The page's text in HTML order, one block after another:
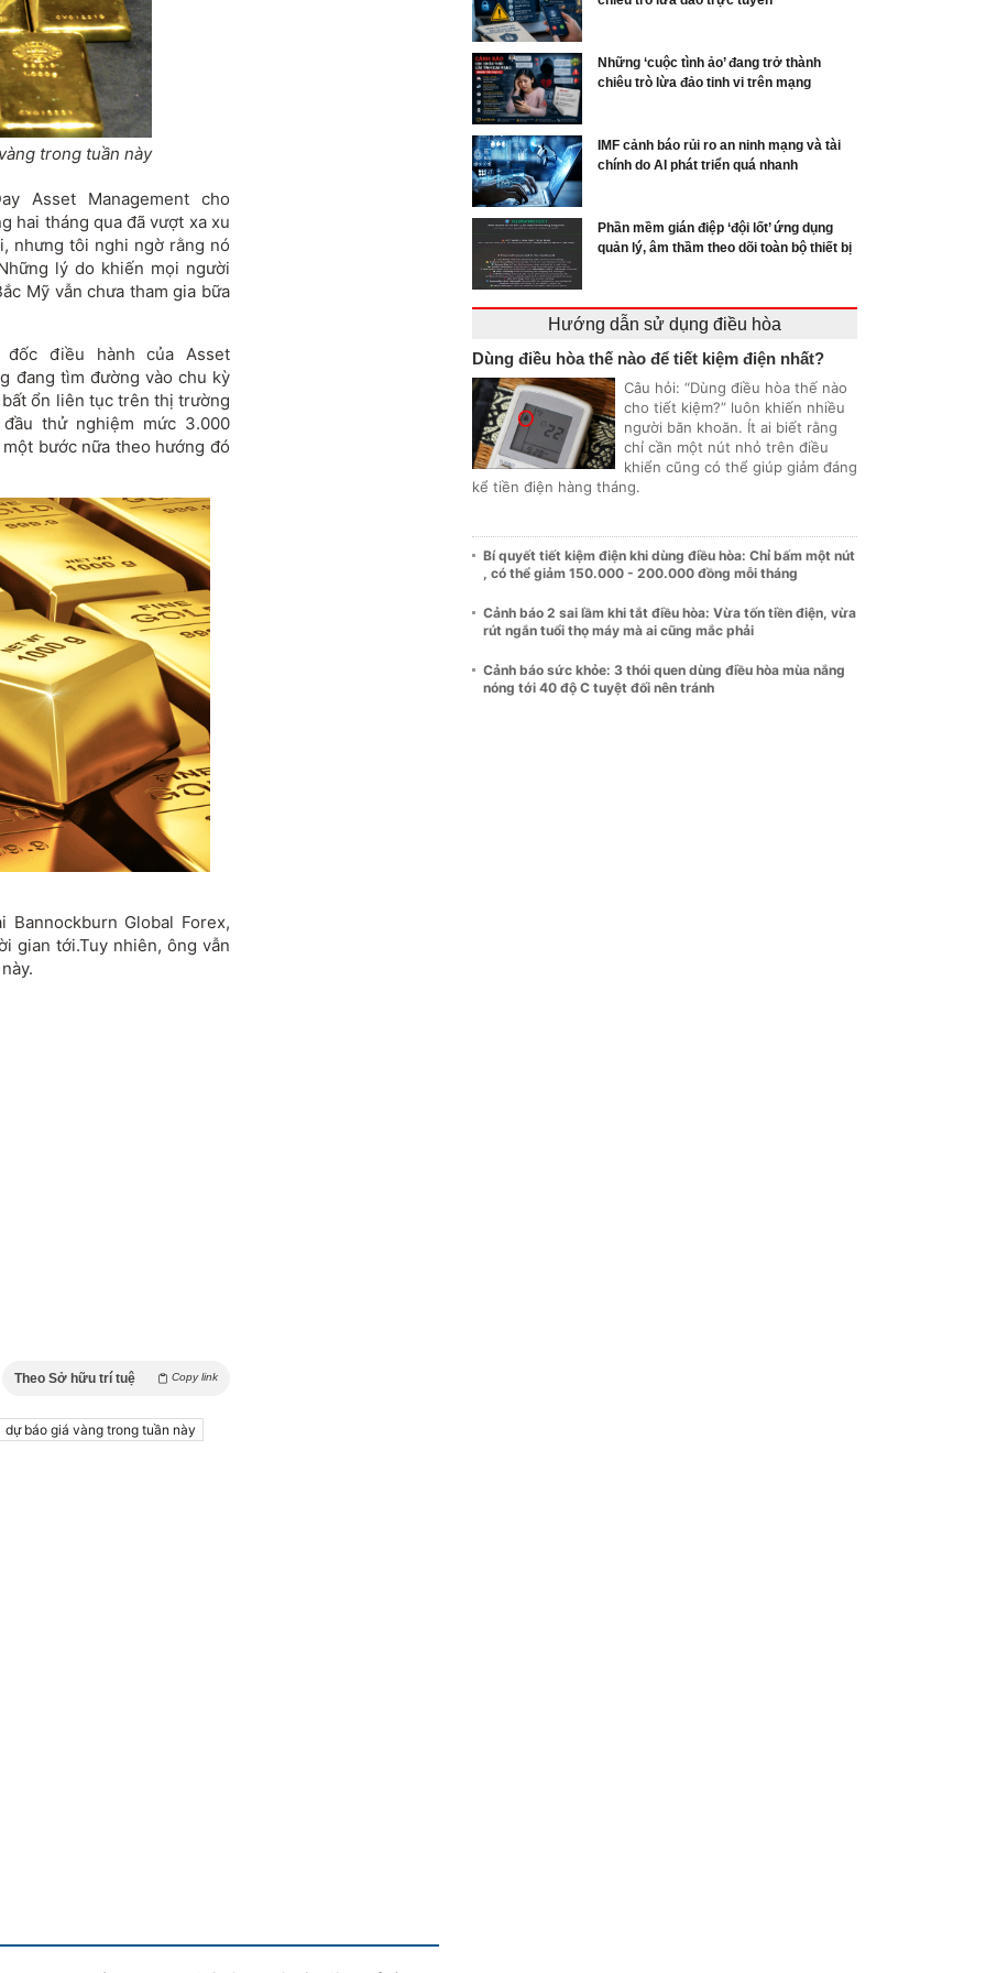
trong tuần này
Asset Management cho
hai tháng qua đã vượt xa xu
nhưng tôi nghi ngờ rằng nó
lý do khiến mọi người
Mỹ vẫn chưa tham gia bữa
điều hành của Asset
đang tìm đường vào chu kỳ
ổn liên tục trên thị trường
thử nghiệm mức 3.000
bước nữa theo hướng đó
Global Forex,
gian tới.Tuy nhiên, ông vẫn
Theo Sở hữu trí tuệ Copy link
dự báo giá vàng trong tuần này
Những ‘cuộc tình ảo’ đang trở thành
chiêu trò lừa đảo tinh vi trên mạng
IMF cảnh báo rủi ro an ninh mạng và tài
chính do AI phát triển quá nhanh
Phần mềm gián điệp ‘đội lốt’ ứng dụng
quản lý, âm thầm theo dõi toàn bộ thiết bị
Hướng dẫn sử dụng điều hòa
Dùng điều hòa thế nào để tiết kiệm điện nhất?
Câu hỏi: “Dùng điều hòa thế nào
cho tiết kiệm?” luôn khiến nhiều
người băn khoăn. Ít ai biết rằng
chỉ cần một nút nhỏ trên điều
khiển cũng có thể giúp giảm đáng
kể tiền điện hàng tháng.
Bí quyết tiết kiệm điện khi dùng điều hòa: Chỉ bấm một nút
, có thể giảm 150.000 - 200.000 đồng mỗi tháng
Cảnh báo 2 sai lầm khi tắt điều hòa: Vừa tốn tiền điện, vừa
rút ngắn tuổi thọ máy mà ai cũng mắc phải
Cảnh báo sức khỏe: 3 thói quen dùng điều hòa mùa nắng
nóng tới 40 độ C tuyệt đối nên tránh